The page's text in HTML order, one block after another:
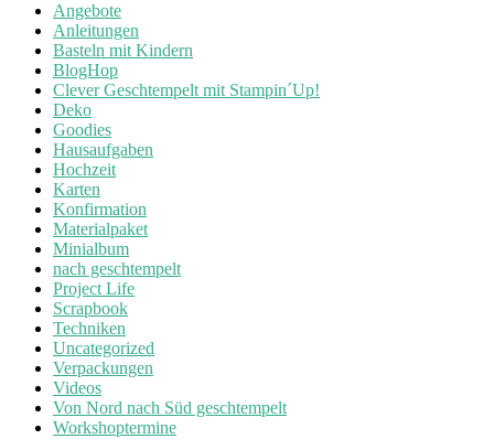
Angebote
Anleitungen
Basteln mit Kindern
BlogHop
Clever Geschtempelt mit Stampin´Up!
Deko
Goodies
Hausaufgaben
Hochzeit
Karten
Konfirmation
Materialpaket
Minialbum
nach geschtempelt
Project Life
Scrapbook
Techniken
Uncategorized
Verpackungen
Videos
Von Nord nach Süd geschtempelt
Workshoptermine